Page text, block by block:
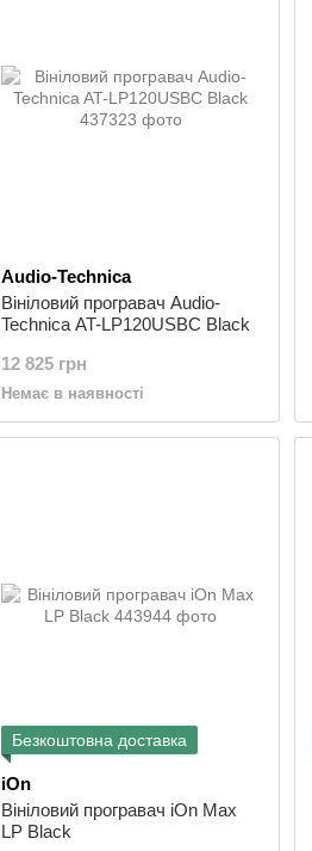
Audio-Technica
Вініловий програвач Audio-
Technica AT-LP120USBC Black
12 825 грн
Немає в наявності
Безкоштовна доставка
iOn
Вініловий програвач iOn Max
LP Black